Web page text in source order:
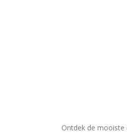
Ontdek de mooiste